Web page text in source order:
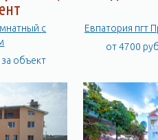
с
объект
от 4700